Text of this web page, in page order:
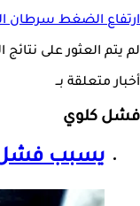
ارتفاع الضغطسرطان
لم يتم العثور على نتائج
أخبار متعلقة بــ
فشل كلوي
يسبب